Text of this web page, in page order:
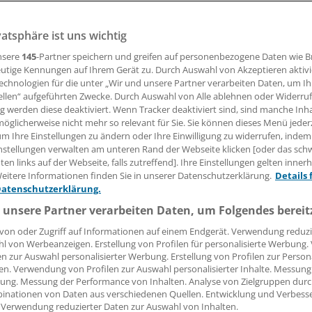
in den Gemeinsamen Bundesausschuss entsenden.
hat das abgelehnt. Jetzt liegt der Fall bei
Fricke
05:23 Uhr
ist uns wichtig
145-Partner speichern und greifen auf personenbezogene Daten wie
Kennungen auf Ihrem Gerät zu. Durch Auswahl von Akzeptieren
für die unter „Wir und unsere Partner verarbeiten Daten, um
aufgeführten Zwecke. Durch Auswahl von Alle ablehnen oder
werden diese deaktiviert. Wenn Tracker deaktiviert sind, sind manche
nicht mehr so relevant für Sie. Sie können dieses Menü
Ihre Einstellungen zu ändern oder Ihre Einwilligung zu widerrufen,
verwalten am unteren Rand der Webseite klicken [oder das
links auf der Webseite, falls zutreffend]. Ihre Einstellungen gelten
Informationen finden Sie in unserer Datenschutzerklärung. Details
Partner verarbeiten Daten, um Folgendes
oder Zugriff auf Informationen auf einem Endgerät. Verwendung
von Werbeanzeigen. Erstellung von Profilen für personalisierte
zur Auswahl personalisierter Werbung. Erstellung von Profilen zur
Verwendung von Profilen zur Auswahl personalisierter Inhalte.
Messung der Performance von Inhalten. Analyse von Zielgruppen
von Daten aus verschiedenen Quellen. Entwicklung und
reduzierter Daten zur Auswahl von Inhalten.